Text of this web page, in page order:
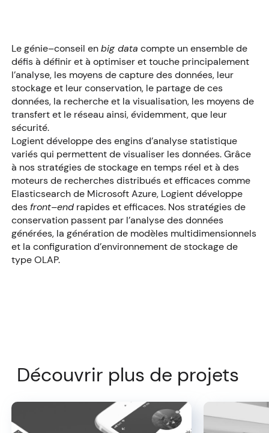
Le génie–conseil enbig data compte un ensemble de
défis à définir et à optimiser et touche principalement
l’analyse, les moyens de capture des données, leur
stockage et leur conservation, le partage de ces
données, la recherche et la visualisation, les moyens de
transfert et le réseau ainsi, évidemment, que leur
sécurité.
Logient développe des engins d’analyse statistique
variés qui permettent de visualiser les données. Grâce
à nos stratégies de stockage en temps réel et à des
moteurs de recherches distribués et efficaces comme
Elasticsearch de Microsoft Azure, Logient développe
des front–end rapides et efficaces. Nos stratégies de
conservation passent par l’analyse des données
générées, la génération de modèles multidimensionnels
et la configuration d’environnement de stockage de
type OLAP.
Découvrir plus de projets